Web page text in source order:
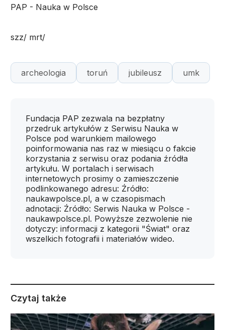
PAP - Nauka w Polsce
szz/ mrt/
archeologia toruń jubileusz umk
Fundacja PAP zezwala na bezpłatny
przedruk artykułów z Serwisu Nauka w
Polsce pod warunkiem mailowego
poinformowania nas raz w miesiącu o fakcie
korzystania z serwisu oraz podania źródła
artykułu. W portalach i serwisach
internetowych prosimy o zamieszczenie
podlinkowanego adresu: Źródło:
naukawpolsce.pl, a w czasopismach
adnotacji: Źródło: Serwis Nauka w Polsce -
naukawpolsce.pl. Powyższe zezwolenie nie
dotyczy: informacji z kategorii "Świat" oraz
wszelkich fotografii i materiałów wideo.
Czytaj także